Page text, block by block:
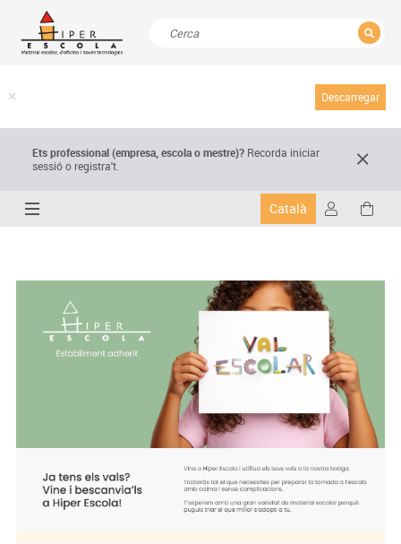
Descarregar
Ets professional (empresa,escola o mestre)? Recorda iniciar
sessió o registra't.
Català